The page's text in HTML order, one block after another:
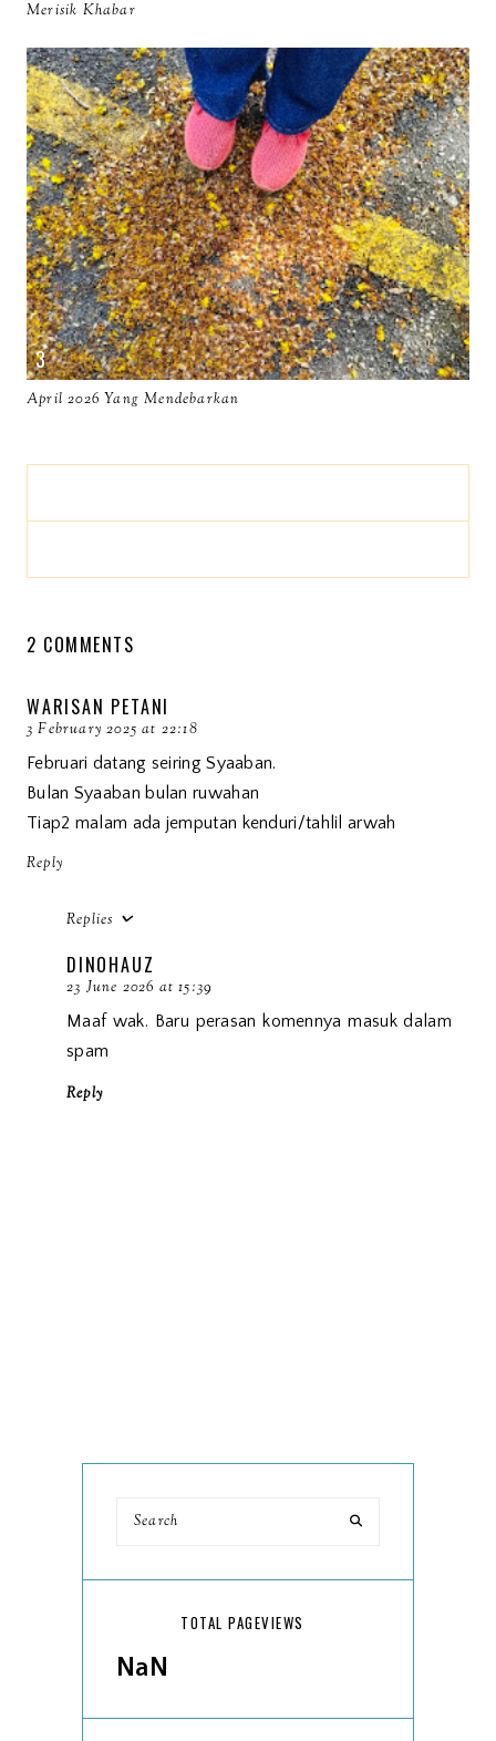
Merisik Khabar
April 2026 Yang Mendebarkan
2 COMMENTS
WARISAN PETANI
3 February 2025 at 22:18
Februari datang seiring Syaaban.
Bulan Syaaban bulan ruwahan
Tiap2 malam ada jemputan kenduri/tahlil arwah
Reply
Replies
DINOHAUZ
23 June 2026 at 15:39
Maaf wak. Baru perasan komennya masuk dalam
spam
Reply
TOTAL PAGEVIEWS
NaN